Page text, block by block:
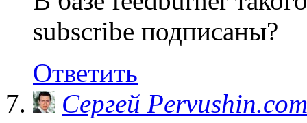
subscribe подписаны?
Ответить
Сергей Pervushin.com